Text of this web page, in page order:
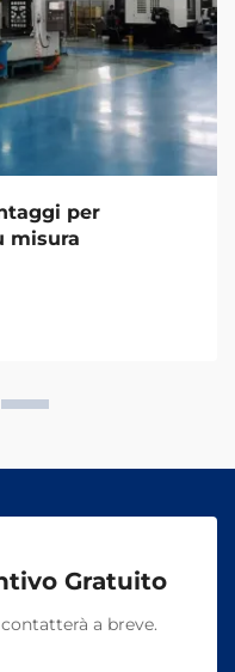
per
misura
Gratuito
a breve.